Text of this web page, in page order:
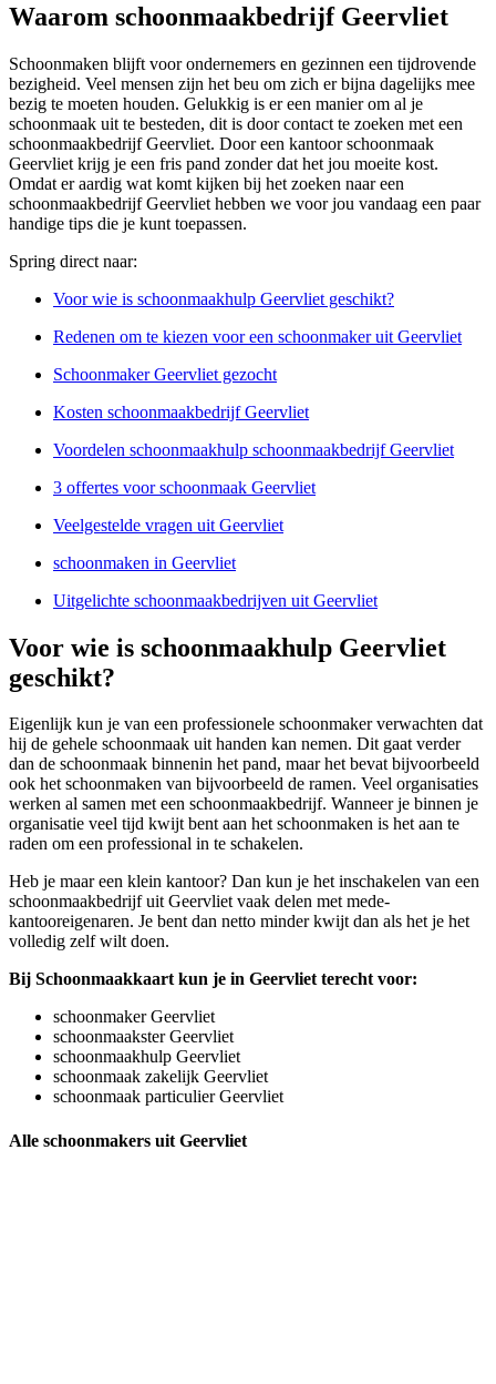
Waarom schoonmaakbedrijf Geervliet
Schoonmaken blijft voor ondernemers en gezinnen een tijdrovende
bezigheid. Veel mensen zijn het beu om zich er bijna dagelijks mee
bezig te moeten houden. Gelukkig is er een manier om al je
schoonmaak uit te besteden, dit is door contact te zoeken met een
schoonmaakbedrijf Geervliet. Door een kantoor schoonmaak
Geervliet krijg je een fris pand zonder dat het jou moeite kost.
Omdat er aardig wat komt kijken bij het zoeken naar een
schoonmaakbedrijf Geervliet hebben we voor jou vandaag een paar
handige tips die je kunt toepassen.
Spring direct naar:
Voor wie is schoonmaakhulp Geervliet geschikt?
Redenen om te kiezen voor een schoonmaker uit Geervliet
Schoonmaker Geervliet gezocht
Kosten schoonmaakbedrijf Geervliet
Voordelen schoonmaakhulp schoonmaakbedrijf Geervliet
3 offertes voor schoonmaak Geervliet
Veelgestelde vragen uit Geervliet
schoonmaken in Geervliet
Uitgelichte schoonmaakbedrijven uit Geervliet
Voor wie is schoonmaakhulp Geervliet
geschikt?
Eigenlijk kun je van een professionele schoonmaker verwachten dat
hij de gehele schoonmaak uit handen kan nemen. Dit gaat verder
dan de schoonmaak binnenin het pand, maar het bevat bijvoorbeeld
ook het schoonmaken van bijvoorbeeld de ramen. Veel organisaties
werken al samen met een schoonmaakbedrijf. Wanneer je binnen je
organisatie veel tijd kwijt bent aan het schoonmaken is het aan te
raden om een professional in te schakelen.
Heb je maar een klein kantoor? Dan kun je het inschakelen van een
schoonmaakbedrijf uit Geervliet vaak delen met mede-
kantooreigenaren. Je bent dan netto minder kwijt dan als het je het
volledig zelf wilt doen.
Bij Schoonmaakkaart kun je in Geervliet terecht voor:
schoonmaker Geervliet
schoonmaakster Geervliet
schoonmaakhulp Geervliet
schoonmaak zakelijk Geervliet
schoonmaak particulier Geervliet
Alle schoonmakers uit Geervliet